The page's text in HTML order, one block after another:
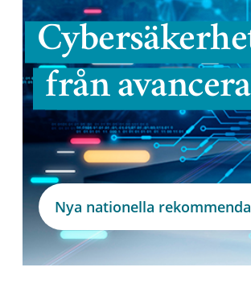
från
Nya nationella